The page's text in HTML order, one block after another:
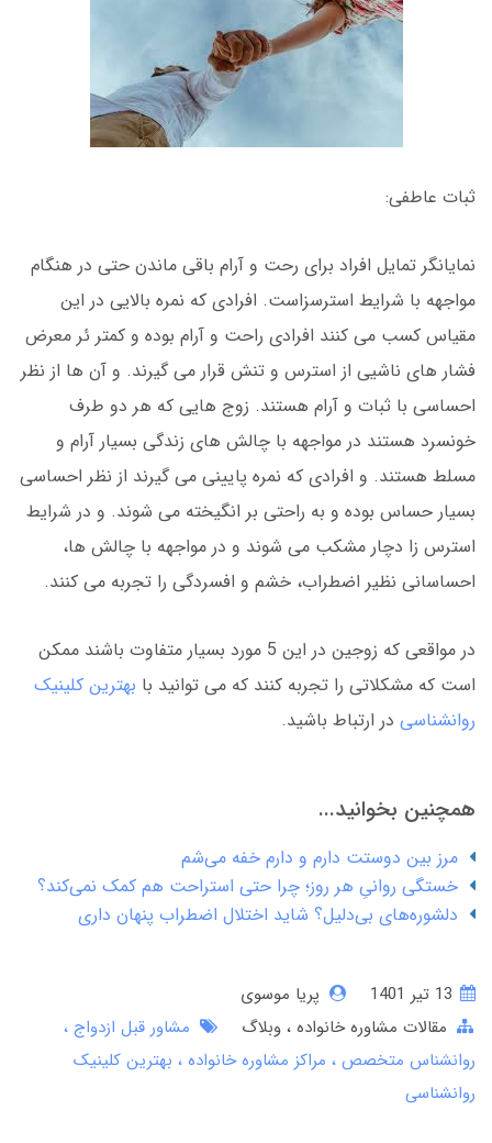
ثبات عاطفی:
نمایانگر تمایل افراد برای رحت و آرام باقی ماندن حتی در هنگام
مواجهه با شرایط استرسزاست. افرادی که نمره بالایی در این
مقیاس کسب می کنند افرادی راحت و آرام بوده و کمتر ئر معرض
فشار های ناشیی از استرس و تنش قرار می گیرند. و آن ها از نظر
احساسی با ثبات و آرام هستند. زوج هایی که هر دو طرف
خونسرد هستند در مواجهه با چالش های زندگی بسیار آرام و
مسلط هستند. و افرادی که نمره پایینی می گیرند از نظر احساسی
بسیار حساس بوده و به راحتی بر انگیخته می شوند. و در شرایط
استرس زا دچار مشکب می شوند و در مواجهه با چالش ها،
احساسانی نظیر اضطراب، خشم و افسردگی را تجربه می کنند.
در مواقعی که زوجین در این 5 مورد بسیار متفاوت باشند ممکن
است که مشکلاتی را تجربه کنند که می توانید با بهترین کلینیک
روانشناسی در ارتباط باشید.
همچنین بخوانید...
مرز بین دوستت دارم و دارم خفه می‌شم
خستگی روانیِ هر روز؛ چرا حتی استراحت هم کمک نمی‌کند؟
دلشوره‌های بی‌دلیل؟ شاید اختلال اضطراب پنهان داری
پریا موسوی
مقالات مشاوره خانواده وبلاگ
مشاور قبل ازدواج
روانشناس متخصص
مراکز مشاوره خانواده
بهترین کلینیک
روانشناسی